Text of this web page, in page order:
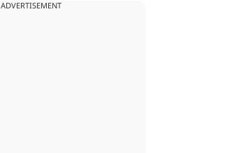
ADVERTISEMENT